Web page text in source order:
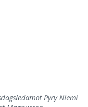
Pyry Niemi